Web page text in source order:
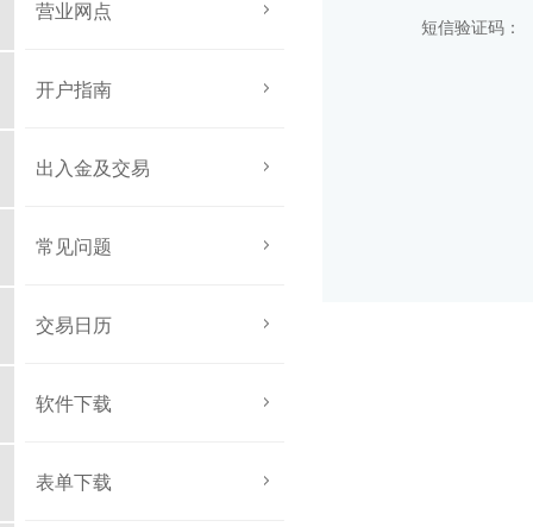
营业网点
开户指南
出入金及交易
常见问题
交易日历
软件下载
表单下载
短信验证码：